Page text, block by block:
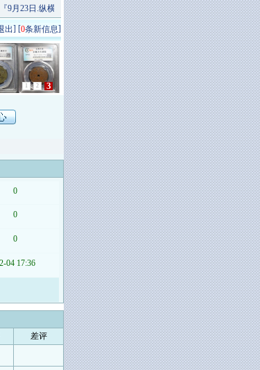
『9月23日.纵横秋季精品场P场』 今日上新！[纵横拍卖]9月20日.纵横
出] [0条新信息]
1 2 3
0
0
0
04 17:36
差评